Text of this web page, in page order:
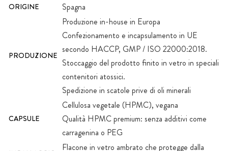
ORIGINE Spagna
PRODUZIONE
Produzione in-house in Europa
Confezionamento e incapsulamento in UE
secondo HACCP, GMP / ISO 22000:2018.
Stoccaggio del prodotto finito in vetro in speciali
contenitori atossici.
Spedizione in scatole prive di oli minerali
CAPSULE
Cellulosa vegetale (HPMC), vegana
Qualità HPMC premium: senza additivi come
carragenina o PEG
Flacone in vetro ambrato che protegge dalla